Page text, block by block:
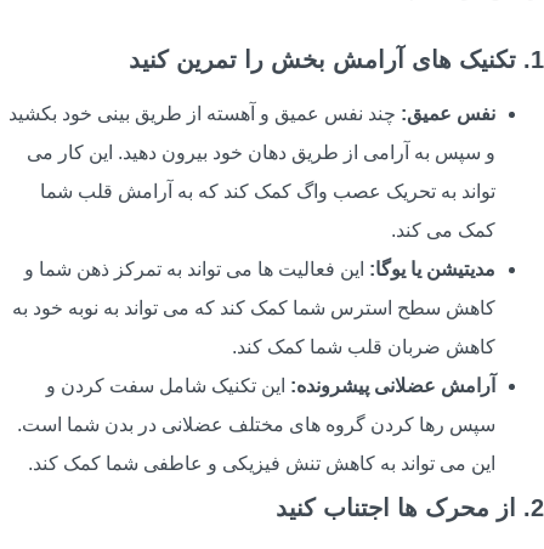
بخش را تمرین کنید
نفس عمیق:چند نفس عمیق و آهسته از طریق بینی خود بکشید
و سپس به آرامی از طریق دهان خود بیرون دهید. این کار می
تواند به تحریک عصب واگ کمک کند که به آرامش قلب شما
کمک می کند.
مدیتیشن یا یوگا:این فعالیت ها می تواند به تمرکز ذهن شما و
کاهش سطح استرس شما کمک کند که می تواند به نوبه خود به
کاهش ضربان قلب شما کمک کند.
آرامش عضلانی پیشرونده:این تکنیک شامل سفت کردن و
سپس رها کردن گروه های مختلف عضلانی در بدن شما است.
این می تواند به کاهش تنش فیزیکی و عاطفی شما کمک کند.
اجتناب کنید